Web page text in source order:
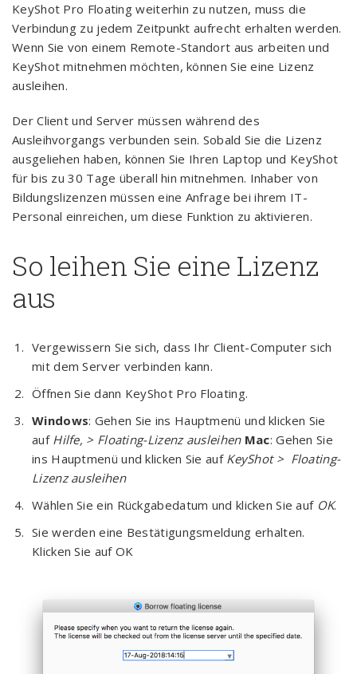
KeyShot Pro Floating weiterhin zu nutzen, muss die
Verbindung zu jedem Zeitpunkt aufrecht erhalten werden.
Wenn Sie von einem Remote-Standort aus arbeiten und
KeyShot mitnehmen möchten, können Sie eine Lizenz
ausleihen.
Der Client und Server müssen während des
Ausleihvorgangs verbunden sein. Sobald Sie die Lizenz
ausgeliehen haben, können Sie Ihren Laptop und KeyShot
für bis zu 30 Tage überall hin mitnehmen. Inhaber von
Bildungslizenzen müssen eine Anfrage bei ihrem IT-
Personal einreichen, um diese Funktion zu aktivieren.
So leihen Sie eine Lizenz
aus
Vergewissern Sie sich, dass Ihr Client-Computer sich
mit dem Server verbinden kann.
Öffnen Sie dann KeyShot Pro Floating.
Windows: Gehen Sie ins Hauptmenü und klicken Sie
auf Hilfe, > Floating-Lizenz ausleihen Mac: Gehen Sie
ins Hauptmenü und klicken Sie auf KeyShot > Floating-
Lizenz ausleihen
Wählen Sie ein Rückgabedatum und klicken Sie auf OK.
Sie werden eine Bestätigungsmeldung erhalten.
Klicken Sie auf OK